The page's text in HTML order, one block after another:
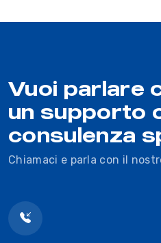
Vuoi parlare
un supporto
consulenza
Chiamaci e parla con il